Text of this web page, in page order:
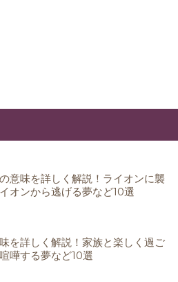
意味を詳しく解説！ライオンに襲
オンから逃げる夢など10選
を詳しく解説！家族と楽しく過ご
嘩する夢など10選